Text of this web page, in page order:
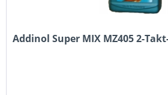
Addinol Super MIX MZ405 2-